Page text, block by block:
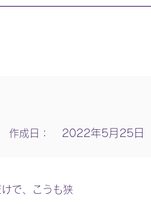
2022年5月25日
作成日：
で、こうも狭